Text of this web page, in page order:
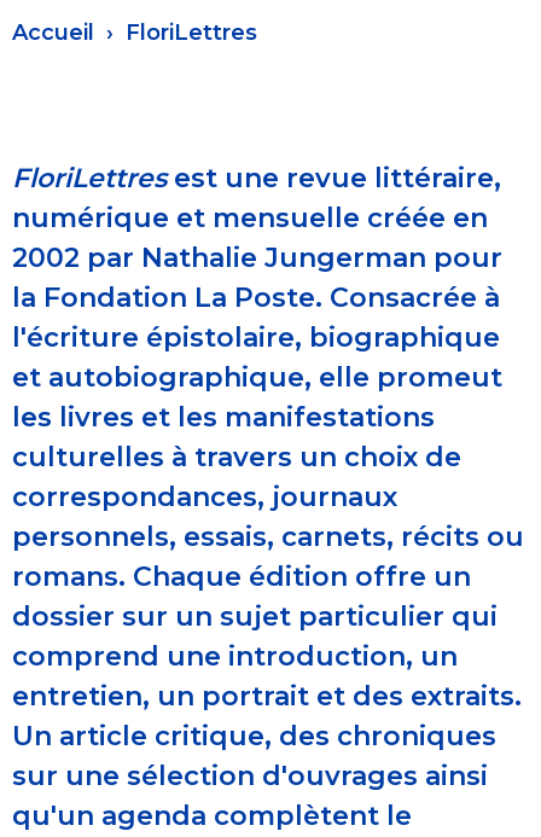
Fil
Accueil FloriLettres
FloriLettresest une revue littéraire,
numérique et mensuelle créée en
2002 par Nathalie Jungerman pour
la Fondation La Poste. Consacrée à
l'écriture épistolaire, biographique
et autobiographique, elle promeut
les livres et les manifestations
culturelles à travers un choix de
correspondances, journaux
personnels, essais, carnets, récits ou
romans. Chaque édition offre un
dossier sur un sujet particulier qui
comprend une introduction, un
entretien, un portrait et des extraits.
Un article critique, des chroniques
sur une sélection d'ouvrages ainsi
qu'un agenda complètent le